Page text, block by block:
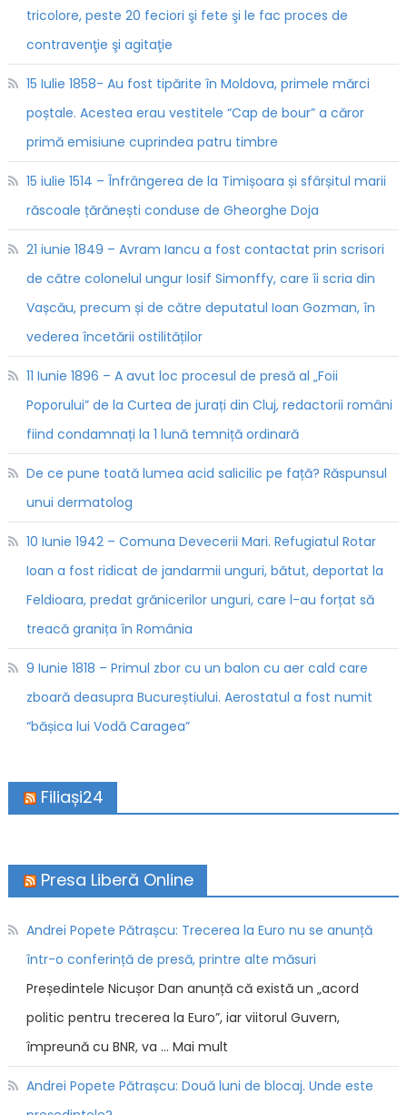
tricolore, peste 20 feciori şi fete şi le fac proces de
contravenţie şi agitaţie
15 Iulie 1858- Au fost tipărite în Moldova, primele mărci
poștale. Acestea erau vestitele “Cap de bour” a căror
primă emisiune cuprindea patru timbre
15 iulie 1514 – Înfrângerea de la Timișoara și sfârșitul marii
răscoale țărănești conduse de Gheorghe Doja
21 iunie 1849 – Avram Iancu a fost contactat prin scrisori
de către colonelul ungur Iosif Simonffy, care îi scria din
Vașcău, precum și de către deputatul Ioan Gozman, în
vederea încetării ostilităților
11 Iunie 1896 – A avut loc procesul de presă al „Foii
Poporului” de la Curtea de jurați din Cluj, redactorii români
fiind condamnați la 1 lună temniță ordinară
De ce pune toată lumea acid salicilic pe față? Răspunsul
unui dermatolog
10 Iunie 1942 – Comuna Devecerii Mari. Refugiatul Rotar
Ioan a fost ridicat de jandarmii unguri, bătut, deportat la
Feldioara, predat grănicerilor unguri, care l-au forțat să
treacă granița în România
9 Iunie 1818 – Primul zbor cu un balon cu aer cald care
zboară deasupra Bucureștiului. Aerostatul a fost numit
“bășica lui Vodă Caragea”
Filiași24
Presa Liberă Online
Andrei Popete Pătrașcu: Trecerea la Euro nu se anunță
într-o conferință de presă, printre alte măsuri
Președintele Nicușor Dan anunță că există un „acord
politic pentru trecerea la Euro”, iar viitorul Guvern,
împreună cu BNR, va … Mai mult
Andrei Popete Pătrașcu: Două luni de blocaj. Unde este